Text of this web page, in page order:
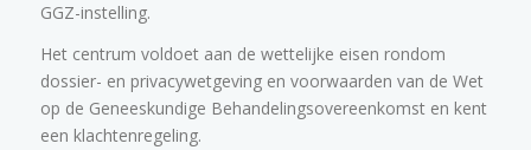
GGZ-instelling.
Het centrum voldoet aan de wettelijke eisen rondom
dossier- en privacywetgeving en voorwaarden van de Wet
op de Geneeskundige Behandelingsovereenkomst en kent
een klachtenregeling.